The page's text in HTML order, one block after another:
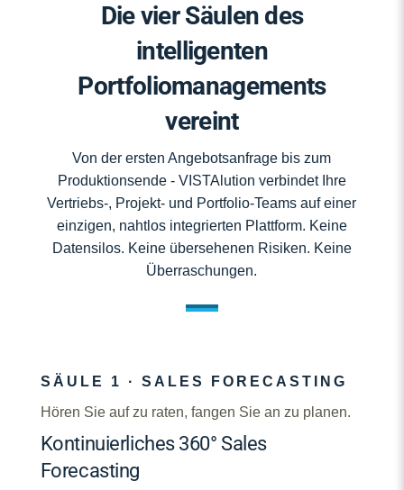
Die vier Säulen des
intelligenten
Portfoliomanagements
vereint
Von der ersten Angebotsanfrage bis zum
Produktionsende - VISTAlution verbindet Ihre
Vertriebs-, Projekt- und Portfolio-Teams auf einer
einzigen, nahtlos integrierten Plattform. Keine
Datensilos. Keine übersehenen Risiken. Keine
Überraschungen.
SÄULE 1 · SALES FORECASTING
Hören Sie auf zu raten, fangen Sie an zu planen.
Kontinuierliches 360° Sales
Forecasting